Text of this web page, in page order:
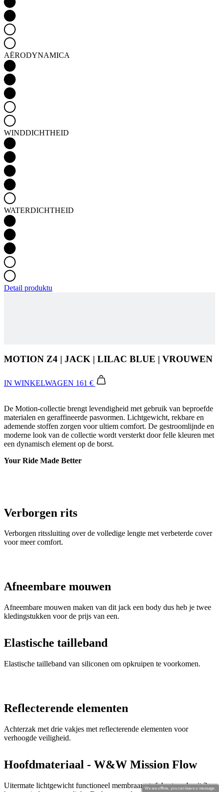
AËRODYNAMICA
WINDDICHTHEID
WATERDICHTHEID
Detail produktu
MOTION Z4 | JACK | LILAC BLUE | VROUWEN
IN WINKELWAGEN 161 €
De Motion-collectie brengt levendigheid met gebruik van beproefde
materialen en geraffineerde pasvormen. Lichtgewicht, rekbare en
ademende stoffen zorgen voor ultiem comfort. De gestroomlijnde en
moderne look van de collectie wordt versterkt door felle kleuren met
een dynamisch element op de borst.
Your Ride Made Better
Verborgen rits
Verborgen ritssluiting over de volledige lengte met verbeterde cover
voor meer comfort.
Afneembare mouwen
Afneembare mouwen maken van dit jack een body dus heb je twee
kledingstukken voor de prijs van een.
Elastische tailleband
Elastische tailleband van siliconen om opkruipen te voorkomen.
Reflecterende elementen
Achterzak met drie vakjes met reflecterende elementen voor
verhoogde veiligheid.
Hoofdmateriaal - W&W Mission Flow
Uitermate lichtgewicht functioneel membraan stof, bestaande uit 3
We are offline, you can leave a message.